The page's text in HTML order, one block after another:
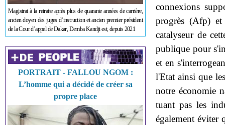
Magistrat à la retraite après plus de quarante années de carrière,
ancien doyen des juges d’instruction et ancien premier président
de la Cour d’appel de Dakar, Demba Kandji est, depuis 2021
PORTRAIT - FALLOU NGOM :
L’homme qui a décidé de créer sa
propre place
connexions
progrès (Afp)
catalyseur de
publique pour
et en
l'Etat ainsi que
notre économie
tuant pas les
également éviter